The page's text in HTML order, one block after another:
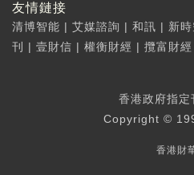
友情鏈接
清博智能 | 艾媒諮詢 | 和訊 | 新
刊
| 壹財信 | 權衡財經 | 攬富財經
香港政府指
Copyright ©
香港財